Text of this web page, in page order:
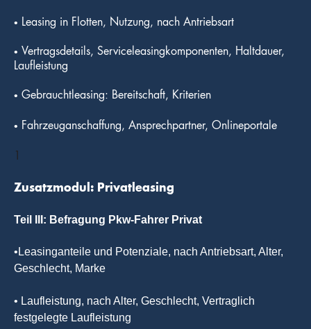
• Leasing in Flotten, Nutzung, nach Antriebsart
• Vertragsdetails, Serviceleasingkomponenten, Haltdauer,
Laufleistung
• Gebrauchtleasing: Bereitschaft, Kriterien
• Fahrzeuganschaffung, Ansprechpartner, Onlineportale
Zusatzmodul: Privatleasing
Teil III: Befragung Pkw-Fahrer Privat
•Leasinganteile und Potenziale, nach Antriebsart, Alter,
Geschlecht, Marke
• Laufleistung, nach Alter, Geschlecht, Vertraglich
festgelegte Laufleistung